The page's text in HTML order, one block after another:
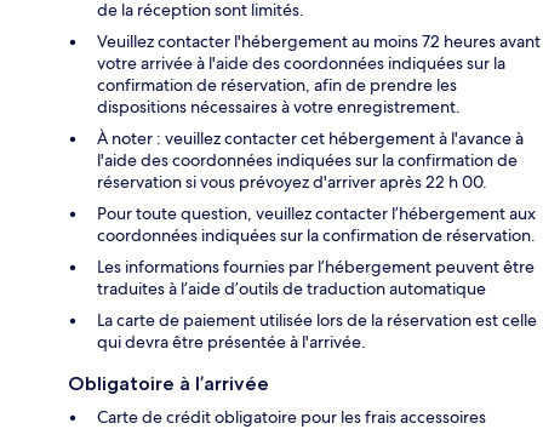
de la réception sont limités.
Veuillez contacter l'hébergement au moins 72 heures avant
votre arrivée à l'aide des coordonnées indiquées sur la
confirmation de réservation, afin de prendre les
dispositions nécessaires à votre enregistrement.
À noter : veuillez contacter cet hébergement à l'avance à
l'aide des coordonnées indiquées sur la confirmation de
réservation si vous prévoyez d'arriver après 22 h 00.
Pour toute question, veuillez contacter l’hébergement aux
coordonnées indiquées sur la confirmation de réservation.
Les informations fournies par l’hébergement peuvent être
traduites à l’aide d’outils de traduction automatique
La carte de paiement utilisée lors de la réservation est celle
qui devra être présentée à l'arrivée.
Obligatoire à l’arrivée
Carte de crédit obligatoire pour les frais accessoires